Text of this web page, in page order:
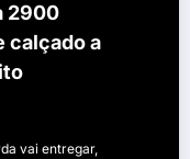
2900
calçado a
vai entregar,